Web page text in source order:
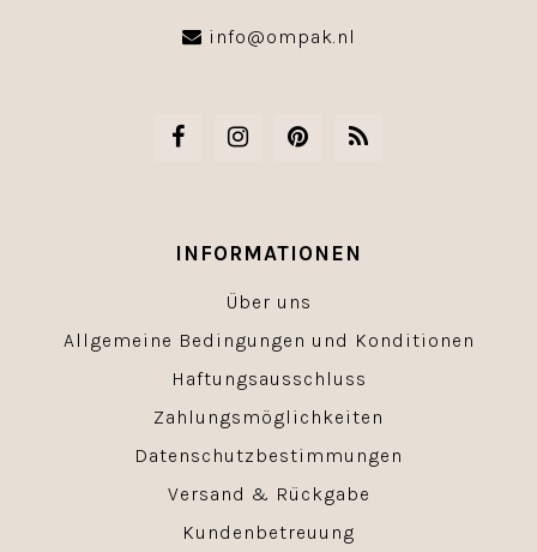
info@ompak.nl
INFORMATIONEN
Über uns
Allgemeine Bedingungen und Konditionen
Haftungsausschluss
Zahlungsmöglichkeiten
Datenschutzbestimmungen
Versand & Rückgabe
Kundenbetreuung